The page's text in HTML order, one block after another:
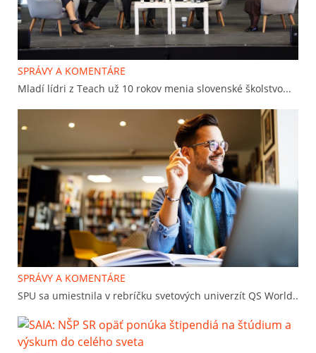
SPRÁVY A KOMENTÁRE
Mladí lídri z Teach už 10 rokov menia slovenské školstvo...
SPRÁVY A KOMENTÁRE
SPU sa umiestnila v rebríčku svetových univerzít QS World..